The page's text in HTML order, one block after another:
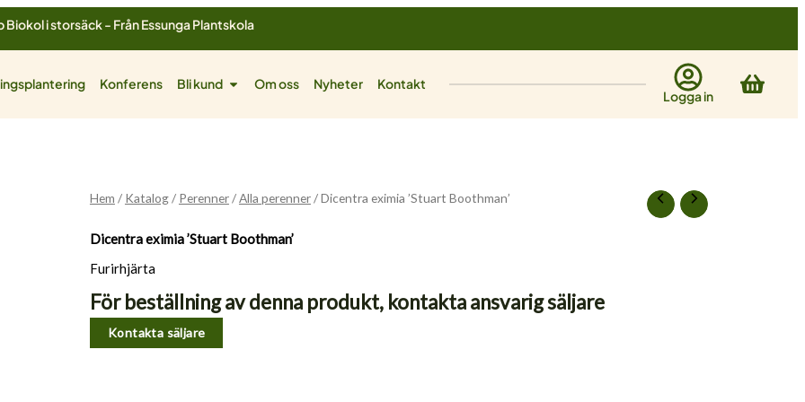
Biokol i storsäck - Från Essunga Plantskola
Konferens Bli kund Öppna Bli kund
Om oss Nyheter Kontakt
Logga in
Hem / Katalog/ Perenner/Alla perenner/ Dicentra eximia ’Stuart Boothman’
Dicentra eximia ’Stuart Boothman’
Furirhjärta
För beställning av denna produkt, kontakta ansvarig säljare
Kontakta säljare